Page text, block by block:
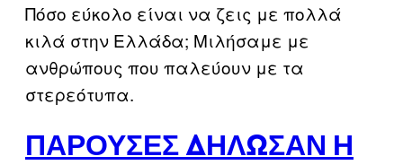
Πόσο εύκολο είναι να ζεις με πολλά
κιλά στην Ελλάδα; Μιλήσαμε με
ανθρώπους που παλεύουν με τα
στερεότυπα.
ΠΑΡΟΎΣΕΣ ΔΉΛΩΣΑΝ Η